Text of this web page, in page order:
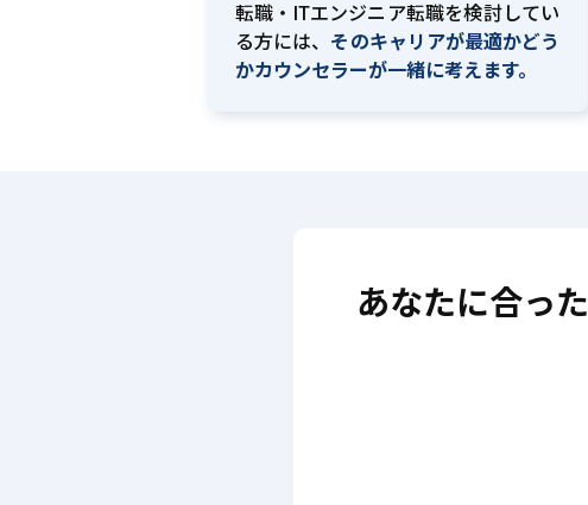
転職・ITエンジニア転職を検討してい
る方には、 そのキャリアが最適かどう
かカウンセラーが一緒に考えます。
あなたに合った